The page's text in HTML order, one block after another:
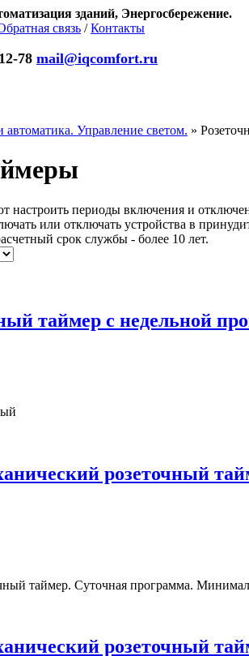
зданий, Энергосбережение.
связь /Контакты
78 mail@iqcomfort.ru
автоматика. Управление светом. »
настроить периоды включения и
или отключать устройства в
срок службы - более 10 лет.
таймер с недельной
розеточный
таймер. Суточная программа.
розеточный